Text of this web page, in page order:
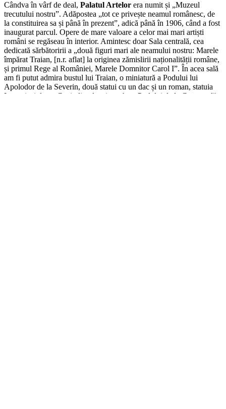
Cândva în vârf de deal, Palatul Artelor era numit și „Muzeul
trecutului nostru”. Adăpostea „tot ce privește neamul românesc, de
la constituirea sa și până în prezent”, adică până în 1906, când a fost
inaugurat parcul. Opere de mare valoare a celor mai mari artiști
români se regăseau în interior. Amintesc doar Sala centrală, cea
dedicată sărbătoririi a „două figuri mari ale neamului nostru: Marele
împărat Traian, [n.r. aflat] la originea zămislirii naționalității române,
și primul Rege al României, Marele Domnitor Carol I”. În acea sală
am fi putut admira bustul lui Traian, o miniatură a Podului lui
Apolodor de la Severin, două statui cu un dac și un roman, statuia
Lupoaicei de pe Capitoliu, dar și macheta Podului de la Cernavodă.